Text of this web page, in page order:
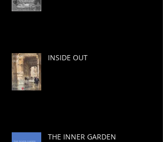
INSIDE OUT
THE INNER GARDEN